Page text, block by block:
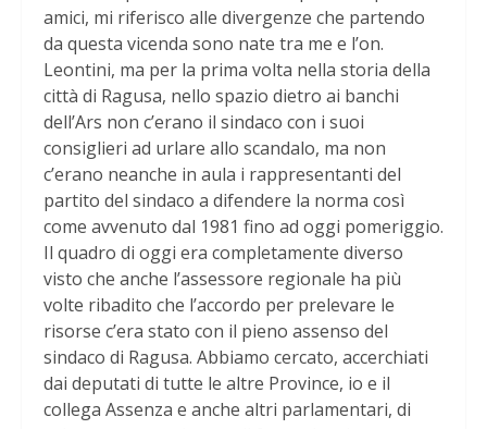
amici, mi riferisco alle divergenze che partendo
da questa vicenda sono nate tra me e l’on.
Leontini, ma per la prima volta nella storia della
città di Ragusa, nello spazio dietro ai banchi
dell’Ars non c’erano il sindaco con i suoi
consiglieri ad urlare allo scandalo, ma non
c’erano neanche in aula i rappresentanti del
partito del sindaco a difendere la norma così
come avvenuto dal 1981 fino ad oggi pomeriggio.
Il quadro di oggi era completamente diverso
visto che anche l’assessore regionale ha più
volte ribadito che l’accordo per prelevare le
risorse c’era stato con il pieno assenso del
sindaco di Ragusa. Abbiamo cercato, accerchiati
dai deputati di tutte le altre Province, io e il
collega Assenza e anche altri parlamentari, di